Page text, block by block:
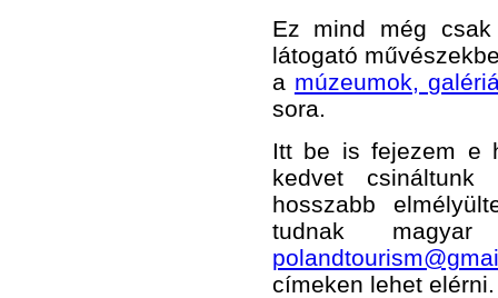
Ez mind még
látogató
a múzeumok,
sora.
Itt be is fejezem e
kedvet
hosszabb
tudnak
címeken lehet elérni.